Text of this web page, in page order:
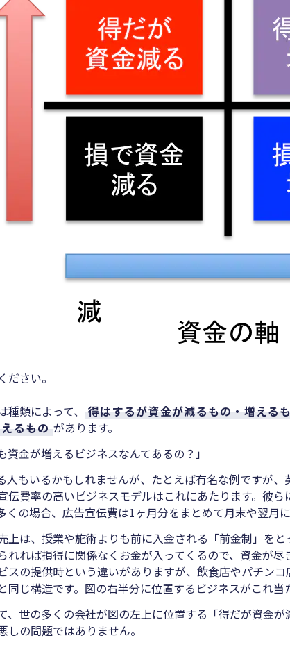
ださい。
種類によって、
得はするが資金が減るもの・増える
るもの があります。
資金が増えるビジネスなんてあるの？」
人もいるかもしれませんが、たとえば有名な例ですが
伝費率の高いビジネスモデルはこれにあたります。彼
くの場合、広告宣伝費は1ヶ月分をまとめて月末や翌月
上は、授業や施術よりも前に入金される「前金制」を
れれば損得に関係なくお金が入ってくるので、資金が
スの提供時という違いがありますが、飲食店やパチン
同じ構造です。図の右半分に位置するビジネスがこれ当
、世の多くの会社が図の左上に位置する「得だが資金が
しの問題ではありません。